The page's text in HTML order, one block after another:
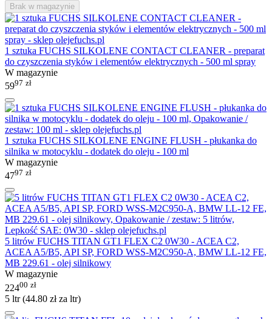
Brak w magazynie
1 sztuka FUCHS SILKOLENE CONTACT CLEANER - preparat
do czyszczenia styków i elementów elektrycznych - 500 ml spray
W magazynie
5997 zł
1 sztuka FUCHS SILKOLENE ENGINE FLUSH - płukanka do
silnika w motocyklu - dodatek do oleju - 100 ml
W magazynie
4797 zł
5 litrów FUCHS TITAN GT1 FLEX C2 0W30 - ACEA C2,
ACEA A5/B5, API SP, FORD WSS-M2C950-A, BMW LL-12 FE,
MB 229.61 - olej silnikowy
W magazynie
22400 zł
5 ltr (44.80 złza ltr)